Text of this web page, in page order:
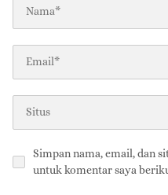
Simpan nama, email, dan
untuk komentar saya